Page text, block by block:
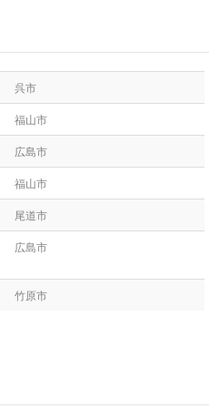
呉市
福山市
広島市
福山市
尾道市
広島市
竹原市